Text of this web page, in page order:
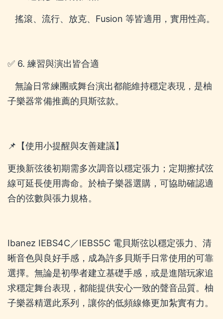
搖滾、流行、放克、Fusion 等皆適用，實用性高。
✅ 6. 練習與演出皆合適
無論日常練團或舞台演出都能維持穩定表現，是柚
子樂器常備推薦的貝斯弦款。
📌【使用小提醒與友善建議】
更換新弦後初期需多次調音以穩定張力；定期擦拭弦
線可延長使用壽命。於柚子樂器選購，可協助確認適
合的弦數與張力規格。
Ibanez IEBS4C／IEBS5C 電貝斯弦以穩定張力、清
晰音色與良好手感，成為許多貝斯手日常使用的可靠
選擇。無論是初學者建立基礎手感，或是進階玩家追
求穩定舞台表現，都能提供安心一致的聲音品質。柚
子樂器精選此系列，讓你的低頻線條更加紮實有力。